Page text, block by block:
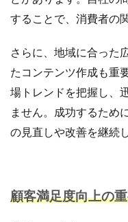
することで、消費者の
さらに、地域に合った
たコンテンツ作成も重
場トレンドを把握し、
ません。成功するため
の見直しや改善を継続
顧客満足度向上の